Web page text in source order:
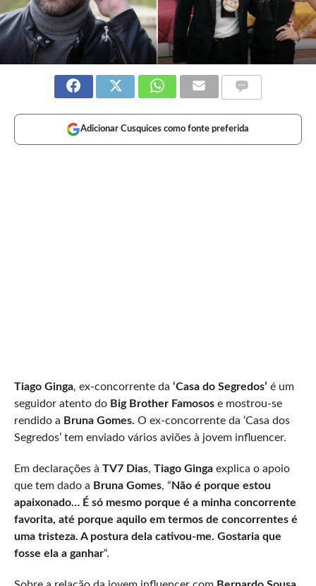
Adicionar Cusquices como fonte preferida
Tiago Ginga, ex-concorrente da ‘Casa do Segredos’ é um
seguidor atento do Big Brother Famosose mostrou-se
rendido a Bruna Gomes. O ex-concorrente da ‘Casa dos
Segredos’ tem enviado vários aviões à jovem influencer.
Em declarações à TV7 Dias, Tiago Gingaexplica o apoio
que tem dado a Bruna Gomes, “ Não é porque estou
apaixonado… É só mesmo porque é a minha concorrente
favorita, até porque aquilo em termos de concorrentes é
uma tristeza. A postura dela cativou-me. Gostaria que
fosse ela a ganhar“.